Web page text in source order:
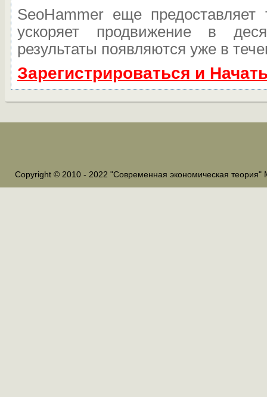
SeoHammer еще предоставляет
ускоряет продвижение в
результаты появляются уже в
Зарегистрироваться и
Copyright © 2010 - 2022 "Современная экономическая теория"